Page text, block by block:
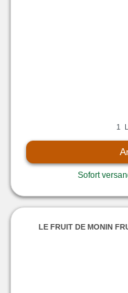
1
Sofort
LE FRUIT DE MONIN